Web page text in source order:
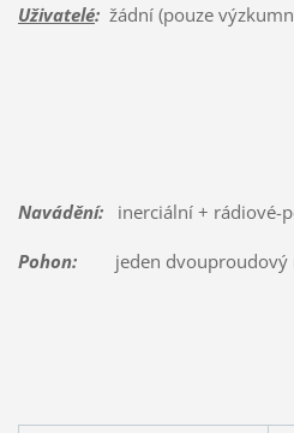
Uživatelé:žádní (pouze
Navádění:inerciální + rádiové-
Pohon:jeden dvouproudový